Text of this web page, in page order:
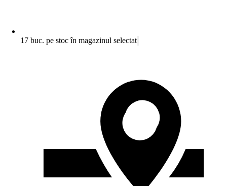
17 buc. pe stoc în magazinul selectat